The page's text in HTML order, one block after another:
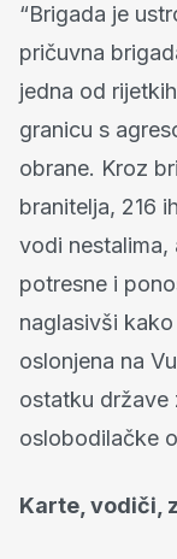
“Brigada je
pričuvna
jedna od
granicu s
obrane. Kroz
branitelja, 216
vodi nestalima,
potresne i
naglasivši
oslonjena na
ostatku države
oslobodilačke
Karte, vodiči,